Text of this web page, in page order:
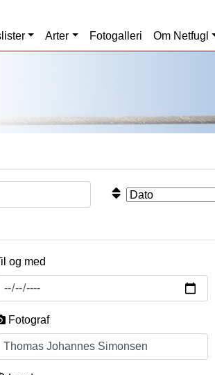
Arter Fotogalleri Om Netfugl
og med
Fotograf